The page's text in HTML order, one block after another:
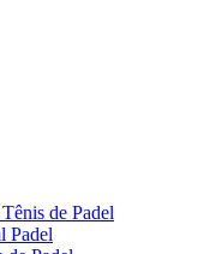
de Padel
Padel